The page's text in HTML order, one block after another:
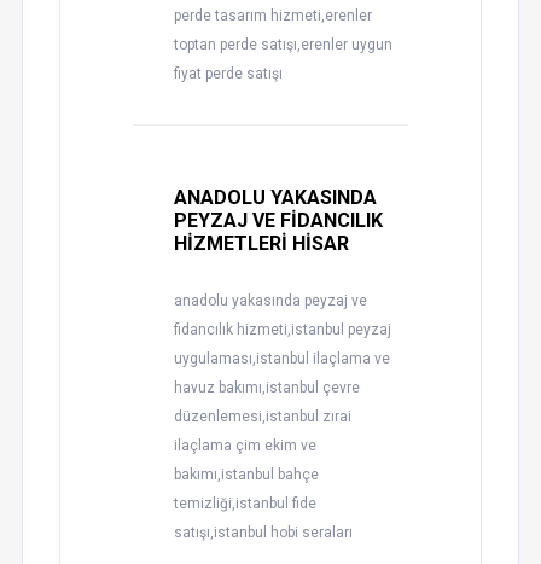
perde tasarım hizmeti,erenler
toptan perde satışı,erenler uygun
fiyat perde satışı
ANADOLU YAKASINDA
PEYZAJ VE FİDANCILIK
HİZMETLERİ HİSAR
anadolu yakasında peyzaj ve
fidancılık hizmeti,istanbul peyzaj
uygulaması,istanbul ilaçlama ve
havuz bakımı,istanbul çevre
düzenlemesi,istanbul zırai
ilaçlama çim ekim ve
bakımı,istanbul bahçe
temizliği,istanbul fide
satışı,istanbul hobi seraları